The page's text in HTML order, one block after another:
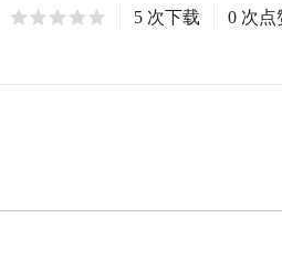
5 次下载 0 次点